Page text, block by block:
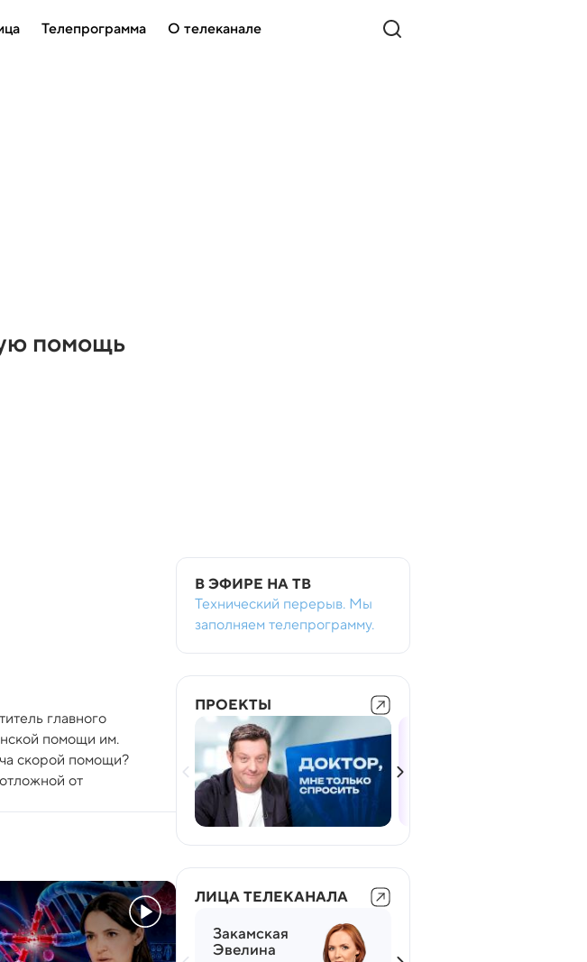
Телепрограмма О телеканале
помощь
главного
помощи им.
скорой помощи?
от
В ЭФИРЕ НА ТВ
Технический перерыв. Мы
заполняем телепрограмму.
ПРОЕКТЫ
ЛИЦА ТЕЛЕКАНАЛА
Закамская
Эвелина